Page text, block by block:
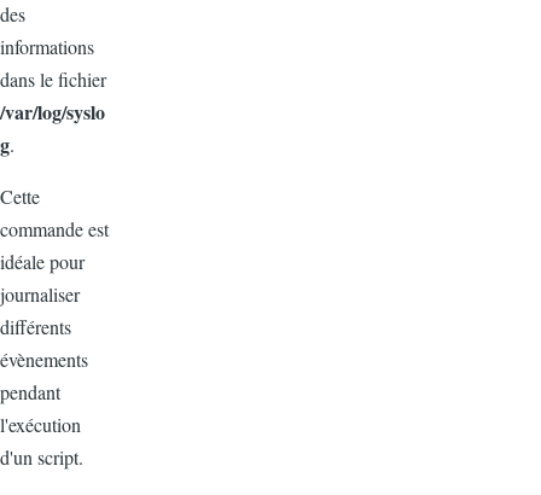
des
informations
dans le fichier
/var/log/syslo
g.
Cette
commande est
idéale pour
journaliser
différents
évènements
pendant
l'exécution
d'un script.